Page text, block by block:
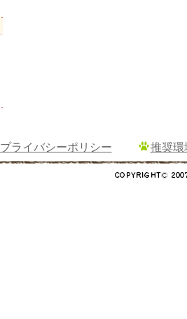
プライバシーポリシー 推奨環